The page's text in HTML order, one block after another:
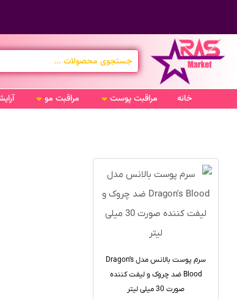
خانه مراقبت پوست مراقبت مو
سرم پوست بالانس مدل Dragon’s
Blood ضد چروک و لیفت کننده
صورت 30 میلی لیتر